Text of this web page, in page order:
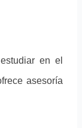
en el
asesoría